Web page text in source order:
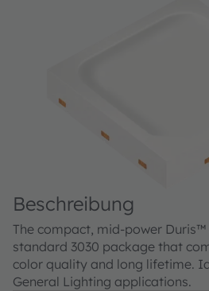
Beschreibung
The compact, mid-power Duris™
standard 3030 package that
color quality and long lifetime.
General Lighting applications.